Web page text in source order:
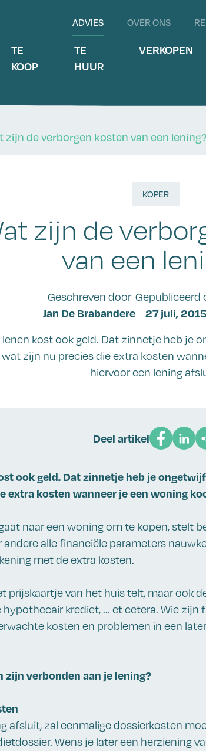
ADVIES OVER ONS
TE
KOOP
TE
HUUR
VERKOPEN
zijn de verborgen kosten van een
KOPER
zijn de
van een
Geschreven door
Jan De Brabandere
Gepubliceerd
27 juli, 2015
lenen kost ook geld. Dat zinnetje heb je
wat zijn nu precies die extra kosten
hiervoor een lening
Deel artikel
ook geld. Dat zinnetje heb je
extra kosten wanneer je een woning
naar een woning om te kopen, stelt
andere alle financiële parameters
met de extra kosten.
prijskaartje van het huis telt, maar ook
hypothecair krediet, ... et cetera. Wie
kosten en problemen in een
zijn verbonden aan je lening?
afsluit, zal eenmalige dossierkosten
Wens je later een herziening